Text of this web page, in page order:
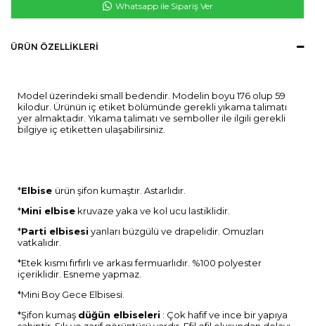
Whatsapp ile Sipariş Ver
ÜRÜN ÖZELLIKLERI
Model üzerindeki small bedendir. Modelin boyu 176 olup 59
kilodur. Ürünün iç etiket bölümünde gerekli yıkama talimatı
yer almaktadır. Yıkama talimatı ve semboller ile ilgili gerekli
bilgiye iç etiketten ulaşabilirsiniz.
*Elbise ürün şifon kumaştır. Astarlıdır.
*Mini elbise kruvaze yaka ve kol ucu lastiklidir.
*Parti elbisesi yanları büzgülü ve drapelidir. Omuzları
vatkalıdır.
*Etek kısmı fırfırlı ve arkası fermuarlıdır. %100 polyester
içeriklidir. Esneme yapmaz.
*Mini Boy Gece Elbisesi.
*Şifon kumaş düğün elbiseleri : Çok hafif ve ince bir yapıya